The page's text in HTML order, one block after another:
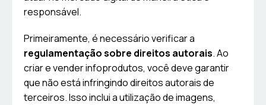
responsável.
Primeiramente, é necessário verificar a
regulamentação sobre direitos autorais. Ao
criar e vender infoprodutos, você deve garantir
que não está infringindo direitos autorais de
terceiros. Isso inclui a utilização de imagens,